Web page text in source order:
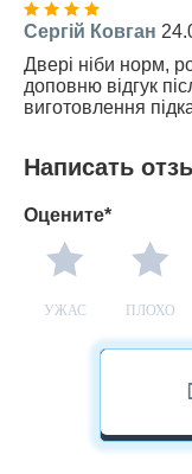
Сергій Ковган
Двері ніби норм,
доповню відгук
виготовлення
Написать
Оцените*
УЖАС ПЛОХО